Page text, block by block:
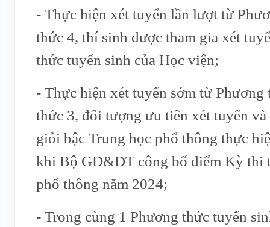
- Thực hiện xét tuyển lần lượt từ
thức 4, thí sinh được tham gia xét
thức tuyển sinh của Học viện;
- Thực hiện xét tuyển sớm từ Phương
thức 3, đối tượng ưu tiên xét tuyển
giỏi bậc Trung học phổ thông thực
khi Bộ GD&ĐT công bố điểm Kỳ thi
phổ thông năm 2024;
- Trong cùng 1 Phương thức tuyển